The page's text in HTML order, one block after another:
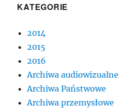
KATEGORIE
2014
2015
2016
Archiwa audiowizualne
Archiwa Państwowe
Archiwa przemysłowe